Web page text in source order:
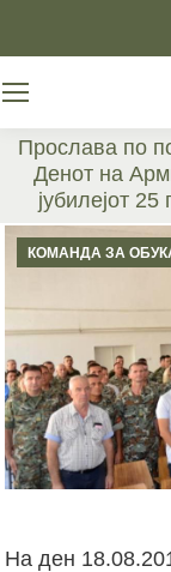
Прослава по
Денот на
јубилејот
КОМАНДА ЗА
На ден